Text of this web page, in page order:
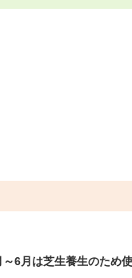
6月は芝生養生のため使